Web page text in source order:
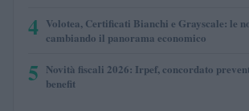
4 Volotea, Certificati Bianchi e Grayscale: le
cambiando il panorama economico
5 Novità fiscali 2026: Irpef, concordato
benefit